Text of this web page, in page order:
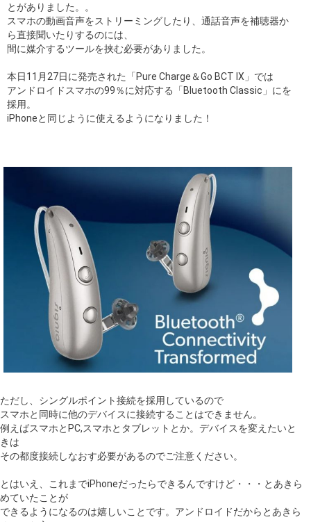
とがありました。。
スマホの動画音声をストリーミングしたり、通話音声を補聴器か
ら直接聞いたりするのには、
間に媒介するツールを挟む必要がありました。
本日11月27日に発売された「Pure Charge＆Go BCT IX」では
アンドロイドスマホの99％に対応する「Bluetooth Classic」にを
採用。
iPhoneと同じように使えるようになりました！
ただし、シングルポイント接続を採用しているので
スマホと同時に他のデバイスに接続することはできません。
例えばスマホとPC,スマホとタブレットとか。デバイスを変えたいと
きは
その都度接続しなおす必要があるのでご注意ください。
とはいえ、これまでiPhoneだったらできるんですけど・・・とあきら
めていたことが
できるようになるのは嬉しいことです。アンドロイドだからとあきら